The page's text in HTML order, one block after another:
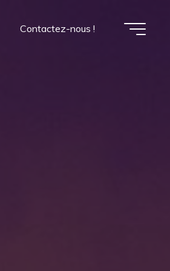
Contactez-nous !